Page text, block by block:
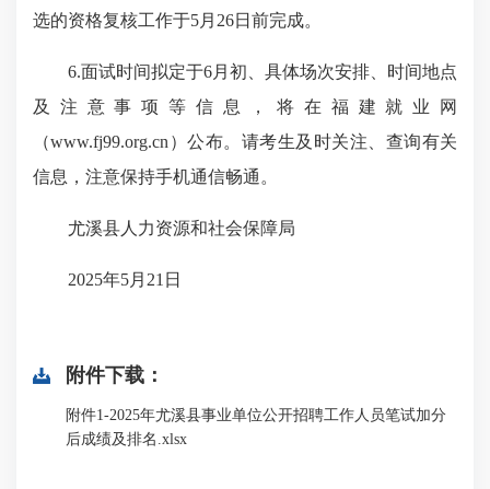
选的资格复核工作于5月26日前完成。
6.面试时间拟定于6月初、具体场次安排、时间地点
及注意事项等信息，将在福建就业网
（www.fj99.org.cn）公布。请考生及时关注、查询有关
信息，注意保持手机通信畅通。
尤溪县人力资源和社会保障局
2025年5月21日
附件下载：
附件1-2025年尤溪县事业单位公开招聘工作人员笔试加分
后成绩及排名.xlsx